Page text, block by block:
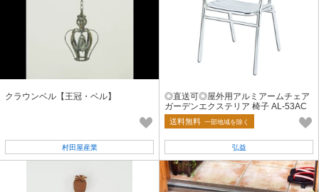
クラウンベル【王冠・ベル】
村田屋産業
◎直送可◎屋外用アルミアームチェア
ガーデンエクステリア 椅子 AL-53AC
送料無料 一部地域を除く
弘益